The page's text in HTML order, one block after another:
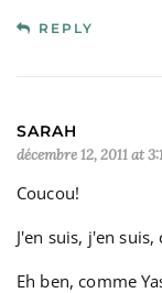
REPLY
SARAH
décembre 12, 2011 at
Coucou!
J'en suis, j'en suis,
Eh ben, comme